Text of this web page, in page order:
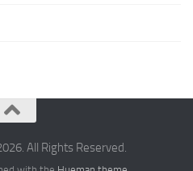
All Rights Reserved.